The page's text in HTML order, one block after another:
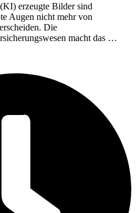
erzeugte Bilder sind
Augen nicht mehr von
Die
macht das …